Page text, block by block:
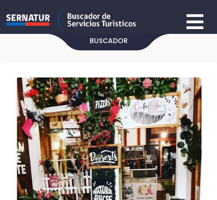
BUSCADOR